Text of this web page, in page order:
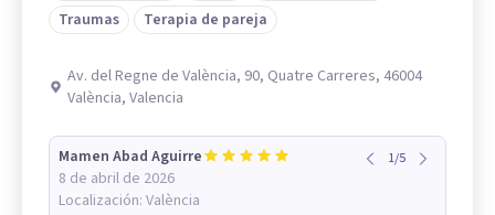
Traumas
Terapia de pareja
Av. del Regne de València, 90, Quatre Carreres, 46004
València, Valencia
Mamen Abad Aguirre
8 de abril de 2026
Localización: València
1/5